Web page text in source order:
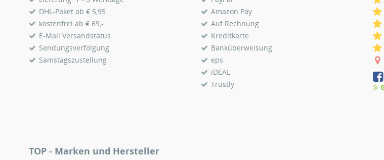
DHL-Paket ab € 5,95
kostenfrei ab € 69,-
E-Mail Versandstatus
Sendungsverfolgung
Samstagszustellung
Amazon Pay
Auf Rechnung
Kreditkarte
Banküberweisung
eps
iDEAL
Trustly
TOP - Marken und Hersteller